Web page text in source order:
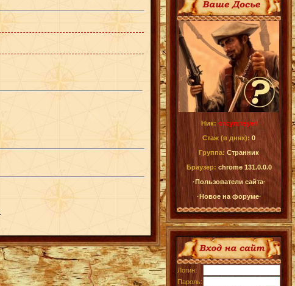
Ник: отсутствует
Стаж (в днях): 0
Группа: Странник
Браузер: chrome 131.0.0.0
·Пользователи сайта·
·Новое на форуме·
Логин:
Пароль: